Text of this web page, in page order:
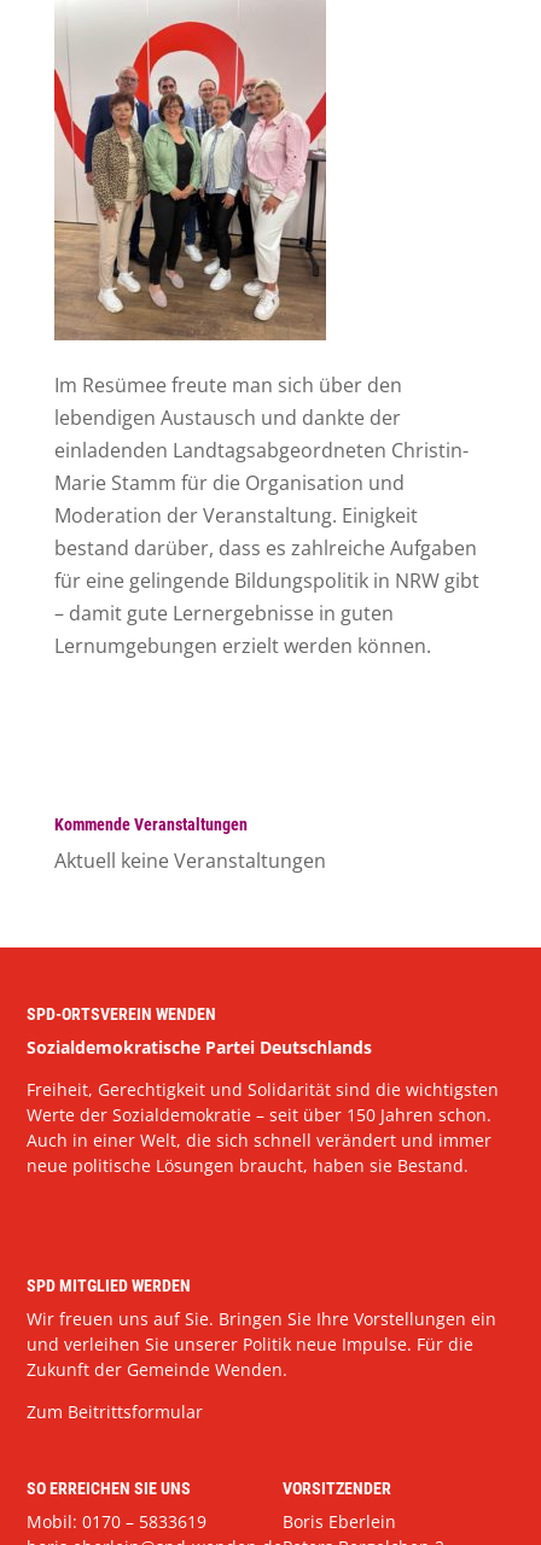
Im Resümee freute man sich über den
lebendigen Austausch und dankte der
einladenden Landtagsabgeordneten Christin-
Marie Stamm für die Organisation und
Moderation der Veranstaltung. Einigkeit
bestand darüber, dass es zahlreiche Aufgaben
für eine gelingende Bildungspolitik in NRW gibt
– damit gute Lernergebnisse in guten
Lernumgebungen erzielt werden können.
Kommende Veranstaltungen
Aktuell keine Veranstaltungen
SPD-ORTSVEREIN WENDEN
Sozialdemokratische Partei Deutschlands
Freiheit, Gerechtigkeit und Solidarität sind die wichtigsten
Werte der Sozialdemokratie – seit über 150 Jahren schon.
Auch in einer Welt, die sich schnell verändert und immer
neue politische Lösungen braucht, haben sie Bestand.
SPD MITGLIED WERDEN
Wir freuen uns auf Sie. Bringen Sie Ihre Vorstellungen ein
und verleihen Sie unserer Politik neue Impulse. Für die
Zukunft der Gemeinde Wenden.
Zum Beitrittsformular
SO ERREICHEN SIE UNS
Mobil: 0170 – 5833619
VORSITZENDER
Boris Eberlein